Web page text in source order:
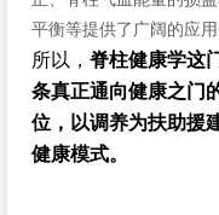
平衡等提供了广阔的应用
所以，脊柱健康学这
条真正通向健康之
位，以调养为扶助援
健康模式。